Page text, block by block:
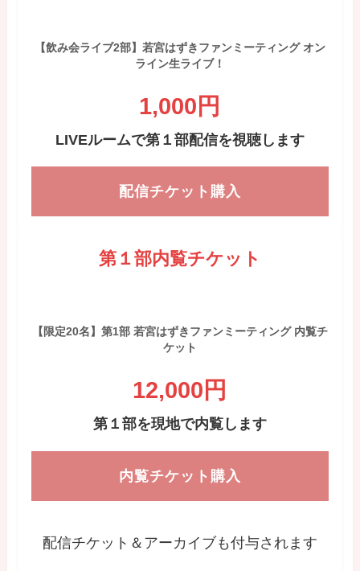
【飲み会ライブ2部】若宮はずきファンミーティング オン
ライン生ライブ！
1,000円
LIVEルームで第１部配信を視聴します
配信チケット購入
第１部内覧チケット
【限定20名】第1部 若宮はずきファンミーティング 内覧チ
ケット
12,000円
第１部を現地で内覧します
内覧チケット購入
配信チケット＆アーカイブも付与されます